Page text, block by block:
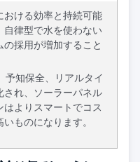
おける効率と持続可能
律型で水を使わない
採用が増加すること
予知保全、リアルタイ
され、ソーラーパネル
よりスマートでコス
ものになります。